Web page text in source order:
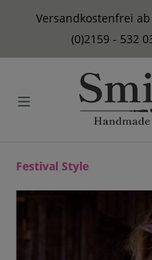
springen
Versandkostenfrei
(0)2159 - 532
Festival Style
Bildergalerie